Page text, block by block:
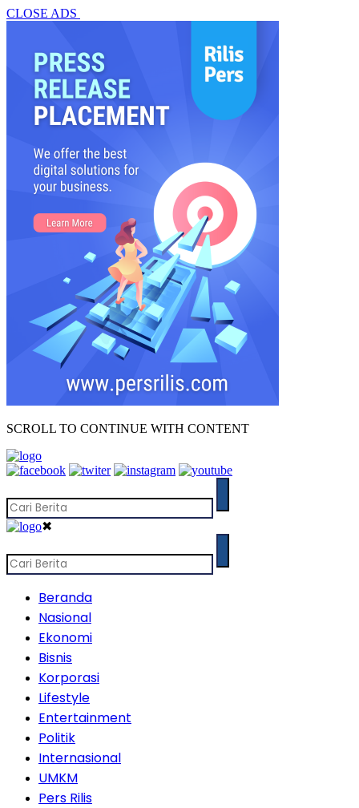
CLOSE ADS
SCROLL TO CONTINUE WITH CONTENT
✖
Beranda
Nasional
Ekonomi
Bisnis
Korporasi
Lifestyle
Entertainment
Politik
Internasional
UMKM
Pers Rilis